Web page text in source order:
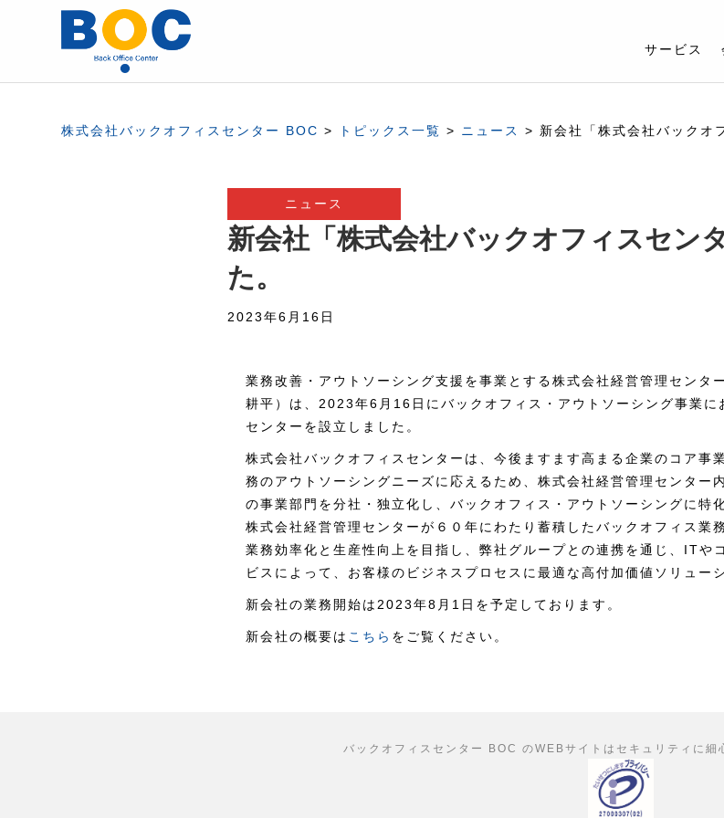
サービス
株式会社バックオフィスセンター BOC > トピックス一覧 > ニュース > 新会社「株式会社バックオ
ニュース
新会社「株式会社バックオフィスセン
た。
2023年6月16日
業務改善・アウトソーシング支援を事業とする株式会社経営管理センタ
耕平）は、2023年6月16日にバックオフィス・アウトソーシング事業に
センターを設立しました。
株式会社バックオフィスセンターは、今後ますます高まる企業のコア事
務のアウトソーシングニーズに応えるため、株式会社経営管理センター
の事業部門を分社・独立化し、バックオフィス・アウトソーシングに特
株式会社経営管理センターが６０年にわたり蓄積したバックオフィス業
業務効率化と生産性向上を目指し、弊社グループとの連携を通じ、ITや
ビスによって、お客様のビジネスプロセスに最適な高付加価値ソリュー
新会社の業務開始は2023年8月1日を予定しております。
新会社の概要は こちら をご覧ください。
バックオフィスセンター BOC のWEBサイトはセキュリティに細